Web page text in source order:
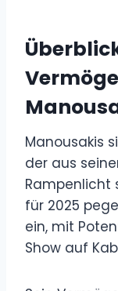
Manousakis
der aus
Rampenlicht
für 2025
ein, mit
Show auf